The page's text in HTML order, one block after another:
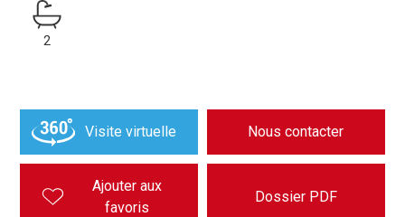
2
Visite virtuelle Nous contacter
Ajouter aux
favoris
Dossier PDF